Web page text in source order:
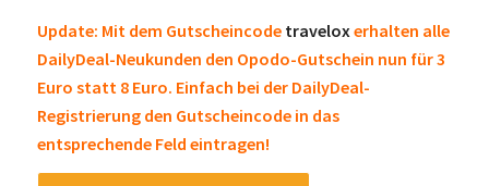
Update: Mit dem Gutscheincode travelox erhalten alle
DailyDeal-Neukunden den Opodo-Gutschein nun für 3
Euro statt 8 Euro. Einfach bei der DailyDeal-
Registrierung den Gutscheincode in das
entsprechende Feld eintragen!